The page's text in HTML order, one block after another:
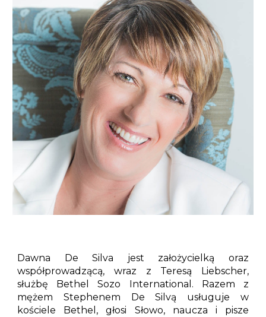
Dawna De Silva jest założycielką oraz
współprowadzącą, wraz z Teresą Liebscher,
służbę Bethel Sozo International. Razem z
mężem Stephenem De Silvą usługuje w
kościele Bethel, głosi Słowo, naucza i pisze